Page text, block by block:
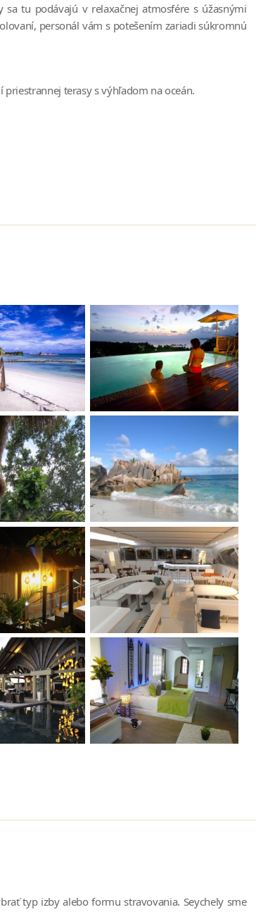
tu podávajú v relaxačnej atmosfére s úžasnými
personál vám s potešením zariadi súkromnú
terasy s výhľadom na oceán.
typ izby alebo formu stravovania. Seychely sme